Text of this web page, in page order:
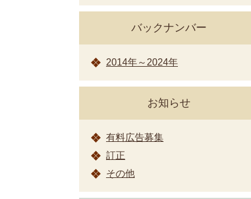
バックナンバー
2014年～2024年
お知らせ
有料広告募集
訂正
その他